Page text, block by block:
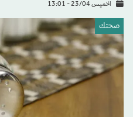
الخميس 23/04 - 13:01
صحتك